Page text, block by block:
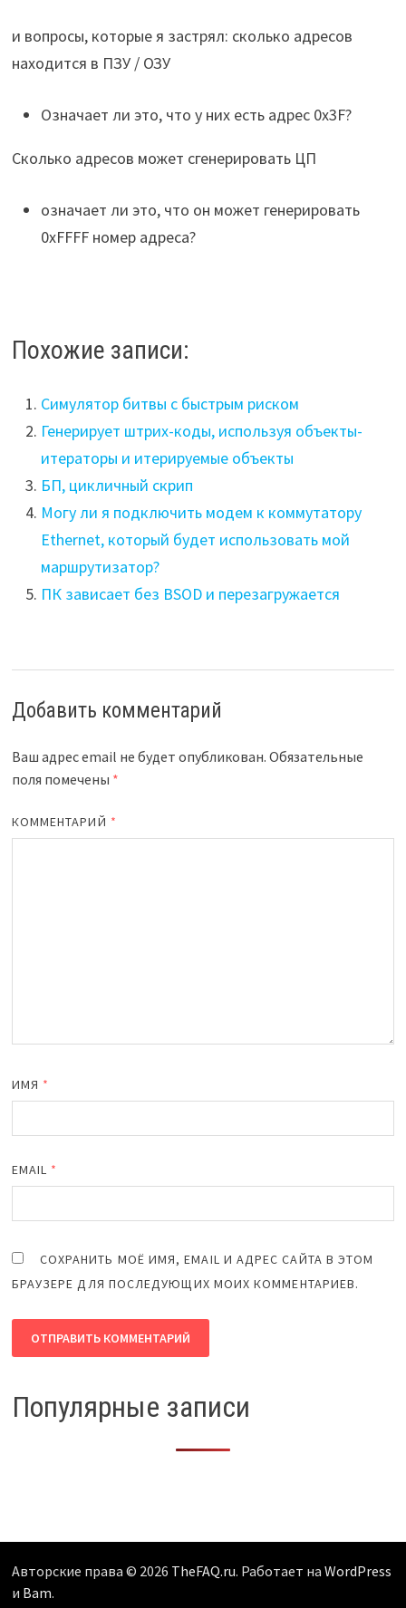
и вопросы, которые я застрял: сколько адресов
находится в ПЗУ / ОЗУ
Означает ли это, что у них есть адрес 0x3F?
Сколько адресов может сгенерировать ЦП
означает ли это, что он может генерировать
0xFFFF номер адреса?
Похожие записи:
Симулятор битвы с быстрым риском
Генерирует штрих-коды, используя объекты-
итераторы и итерируемые объекты
БП, цикличный скрип
Могу ли я подключить модем к коммутатору
Ethernet, который будет использовать мой
маршрутизатор?
ПК зависает без BSOD и перезагружается
Добавить комментарий
Ваш адрес email не будет опубликован. Обязательные
поля помечены *
КОММЕНТАРИЙ *
ИМЯ *
EMAIL *
СОХРАНИТЬ МОЁ ИМЯ, EMAIL И АДРЕС САЙТА В ЭТОМ
БРАУЗЕРЕ ДЛЯ ПОСЛЕДУЮЩИХ МОИХ КОММЕНТАРИЕВ.
Популярные записи
Авторские права © 2026 TheFAQ.ru. Работает на WordPress
и Bam.